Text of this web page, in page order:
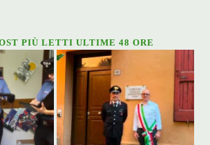
PIÙ LETTI ULTIME 48 ORE